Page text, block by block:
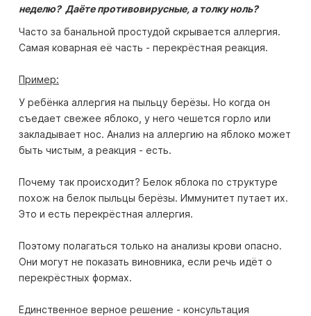
неделю? Даёте противовирусные, а толку ноль?
Часто за банальной простудой скрывается аллергия.
Самая коварная её часть - перекрёстная реакция.
Пример:
У ребёнка аллергия на пыльцу берёзы. Но когда он
съедает свежее яблоко, у него чешется горло или
закладывает нос. Анализ на аллергию на яблоко может
быть чистым, а реакция - есть.
Почему так происходит? Белок яблока по структуре
похож на белок пыльцы берёзы. Иммунитет путает их.
Это и есть перекрёстная аллергия.
Поэтому полагаться только на анализы крови опасно.
Они могут не показать виновника, если речь идёт о
перекрёстных формах.
Единственное верное решение - консультация